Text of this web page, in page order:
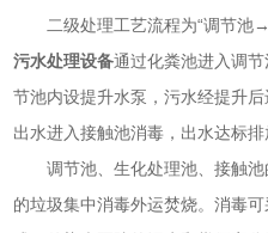
二级处理工艺流程为“调节池→
污水处理设备通过化粪池进入调
节池内设提升水泵，污水经提升
出水进入接触池消毒，出水达标排
调节池、生化处理池、接触池
的垃圾集中消毒外运焚烧。消毒